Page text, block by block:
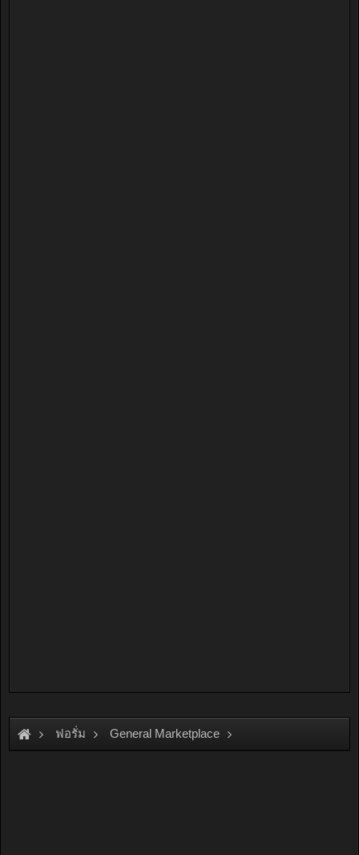
ฟอรั่ม General Marketplace